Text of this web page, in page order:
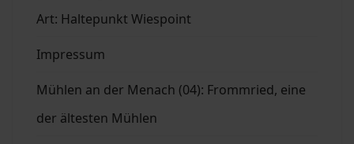
Art: Haltepunkt Wiespoint
Impressum
Mühlen an der Menach (04): Frommried, eine
der ältesten Mühlen